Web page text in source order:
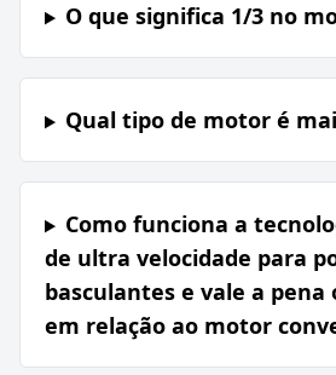
O que significa 1/3 no
Qual tipo de motor é
Como funciona a
de ultra velocidade para
basculantes e vale a
em relação ao motor